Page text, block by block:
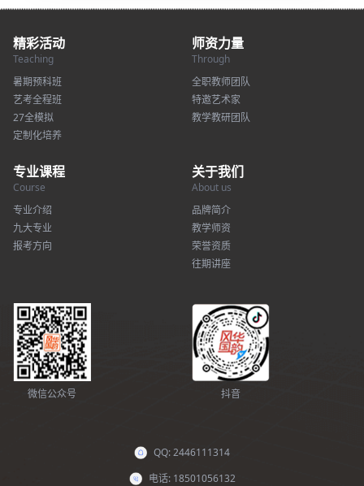
精彩活动
Teaching
暑期预科班
艺考全程班
27全模拟
定制化培养
师资力量
Through
全职教师团队
特邀艺术家
教学教研团队
专业课程
Course
专业介绍
九大专业
报考方向
关于我们
About us
品牌简介
教学师资
荣誉资质
往期讲座
微信公众号 抖音
QQ: 2446111314
电话: 18501056132